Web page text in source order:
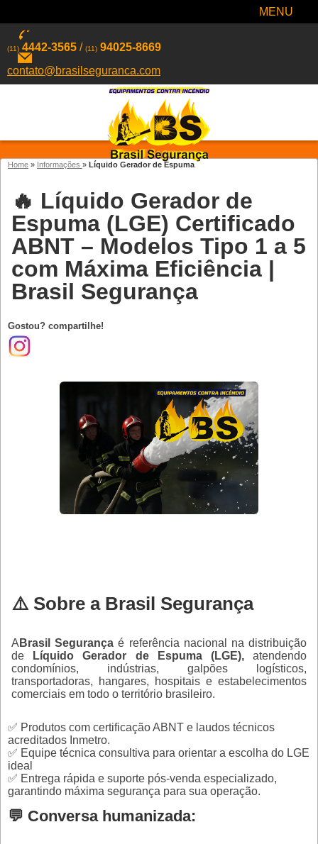
MENU
(11) 4442-3565 / (11) 94025-8669
contato@brasilseguranca.com
Home » Informações » Líquido Gerador de Espuma
🔥 Líquido Gerador de
Espuma (LGE) Certificado
ABNT – Modelos Tipo 1 a 5
com Máxima Eficiência |
Brasil Segurança
Gostou? compartilhe!
⚠️ Sobre a Brasil Segurança
A Brasil Segurançaé referência nacional na distribuição
de
Líquido Gerador de Espuma (LGE),atendendo
condomínios, indústrias, galpões logísticos,
transportadoras, hangares, hospitais e estabelecimentos
comerciais em todo o território brasileiro.
✅ Produtos com certificação ABNT e laudos técnicos
acreditados Inmetro.
✅ Equipe técnica consultiva para orientar a escolha do LGE
ideal
✅ Entrega rápida e suporte pós-venda especializado,
garantindo máxima segurança para sua operação.
💬 Conversa humanizada: